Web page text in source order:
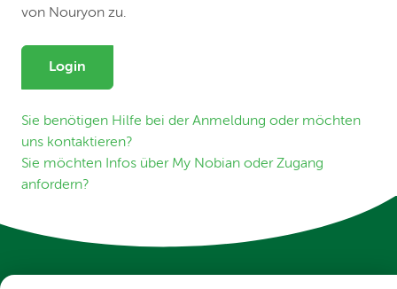
von Nouryon zu.
Login
Sie benötigen Hilfe bei der Anmeldung oder möchten
uns kontaktieren?
Sie möchten Infos über My Nobian oder Zugang
anfordern?